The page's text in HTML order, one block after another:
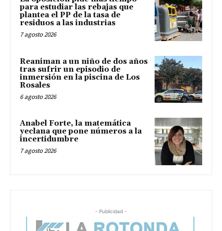
para estudiar las rebajas que
plantea el PP de la tasa de
residuos a las industrias
7 agosto 2026
Reaniman a un niño de dos años
tras sufrir un episodio de
inmersión en la piscina de Los
Rosales
6 agosto 2026
Anabel Forte, la matemática
yeclana que pone números a la
incertidumbre
7 agosto 2026
- Publicidad -